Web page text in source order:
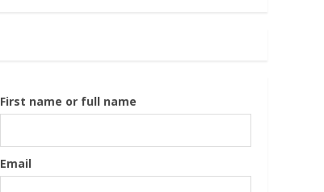
First name or full name
Email